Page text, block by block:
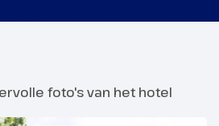
foto's van het hotel